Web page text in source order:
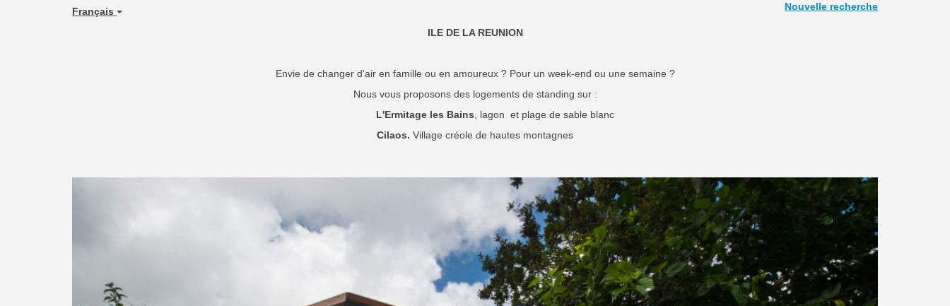
Français Nouvelle recherche
ILE DE LA REUNION
Envie de changer d'air en famille ou en amoureux ? Pour un week-end ou une semaine ?
Nous vous proposons des logements de standing sur :
L'Ermitage les Bains , lagon et plage de sable blanc
Cilaos. Village créole de hautes montagnes
Next